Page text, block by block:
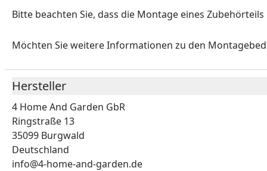
Bitte beachten Sie, dass die Montage eines
Möchten Sie weitere Informationen zu den
Hersteller
4 Home And Garden GbR
Ringstraße 13
35099 Burgwald
Deutschland
info@4-home-and-garden.de